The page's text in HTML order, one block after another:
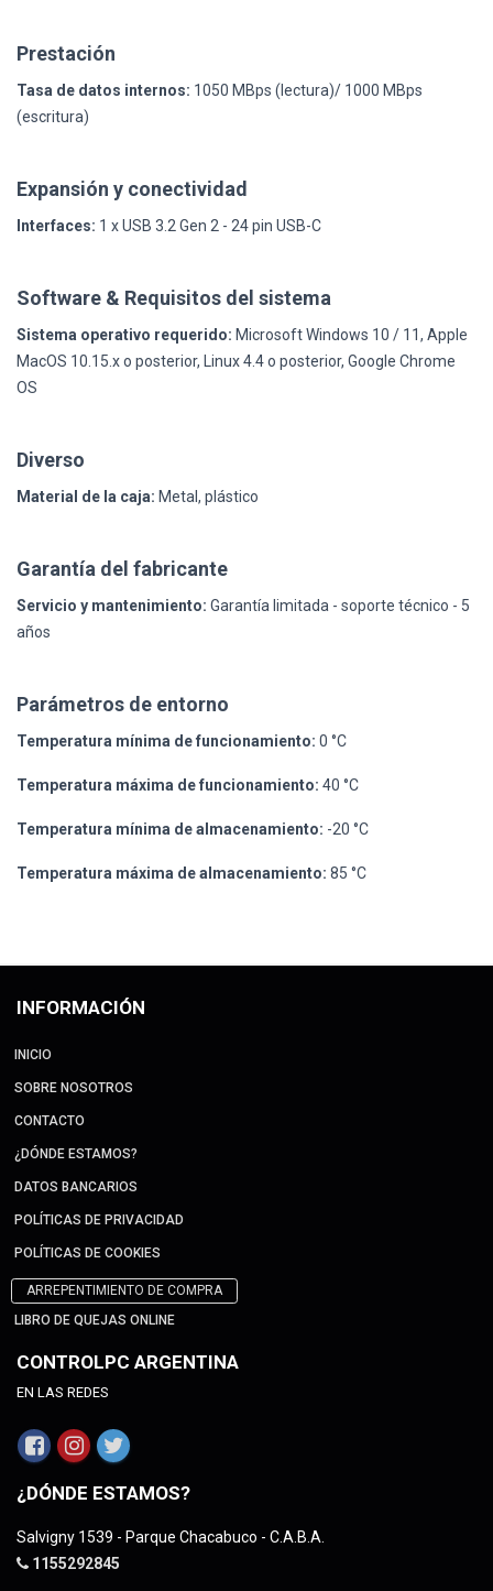
Prestación
Tasa de datos internos: 1050 MBps (lectura)/ 1000 MBps
(escritura)
Expansión y conectividad
Interfaces: 1 x USB 3.2 Gen 2 - 24 pin USB-C
Software & Requisitos del sistema
Sistema operativo requerido: Microsoft Windows 10 / 11, Apple
MacOS 10.15.x o posterior, Linux 4.4 o posterior, Google Chrome
OS
Diverso
Material de la caja: Metal, plástico
Garantía del fabricante
Servicio y mantenimiento: Garantía limitada - soporte técnico - 5
años
Parámetros de entorno
Temperatura mínima de funcionamiento: 0 °C
Temperatura máxima de funcionamiento: 40 °C
Temperatura mínima de almacenamiento: -20 °C
Temperatura máxima de almacenamiento: 85 °C
INFORMACIÓN
INICIO
SOBRE NOSOTROS
CONTACTO
¿DÓNDE ESTAMOS?
DATOS BANCARIOS
POLÍTICAS DE PRIVACIDAD
POLÍTICAS DE COOKIES
ARREPENTIMIENTO DE COMPRA
LIBRO DE QUEJAS ONLINE
CONTROLPC ARGENTINA
EN LAS REDES
¿DÓNDE ESTAMOS?
Salvigny 1539 - Parque Chacabuco - C.A.B.A.
1155292845